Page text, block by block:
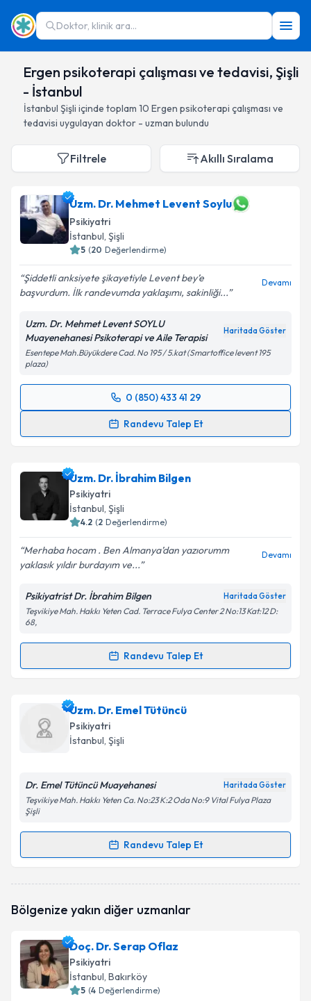
Doktor, klinik ara...
Ergen psikoterapi çalışması ve tedavisi, Şişli
- İstanbul
İstanbul Şişli içinde toplam 10 Ergen psikoterapi çalışması ve
tedavisi uygulayan doktor - uzman bulundu
Filtrele Akıllı Sıralama
Uzm. Dr. Mehmet Levent Soylu
Psikiyatri
İstanbul, Şişli
5 (20 Değerlendirme)
Şiddetli anksiyete şikayetiyle Levent bey’e
başvurdum. İlk randevumda yaklaşımı, sakinliği...
Devamı
Uzm. Dr. Mehmet Levent SOYLU
Muayenehanesi Psikoterapi ve Aile Terapisi
Haritada Göster
Esentepe Mah.Büyükdere Cad. No 195 / 5.kat (Smartoffice levent 195
plaza)
0 (850) 433 41 29
Randevu Talep Et
Randevu Takvimi Talebi
için bir takvim hazırlandığında e-posta ile
bilgilendireceğiz.
E-posta Adresiniz
Kişisel verilerimin işlenmesine ilişkin
Metni'ni okudum ve kişisel verilerimin belirtilen
kapsamda işlenmesini kabul ediyorum.
Takvim Talebini Gönder
Uzm. Dr. İbrahim Bilgen
Psikiyatri
İstanbul, Şişli
4.2 (2 Değerlendirme)
Merhaba hocam . Ben Almanya’dan yazıorumm
yaklasık yıldır burdayım ve...
Devamı
Psikiyatrist Dr. İbrahim Bilgen Haritada Göster
Teşvikiye Mah. Hakkı Yeten Cad. Terrace Fulya Center 2 No:13 Kat:12 D:
68,
Randevu Talep Et
Randevu Takvimi Talebi
Uzm. Dr. İbrahim Bilgeniçin randevu takvimi talebi
oluşturun. Size bu uzmandan randevu almanız için bir
takvim hazırlandığında e-posta ile bilgilendireceğiz.
Kişisel verilerimin işlenmesine ilişkinAydınlatma
'ni okudum ve kişisel verilerimin belirtilen
kapsamda işlenmesini kabul ediyorum.
Takvim Talebini Gönder
Uzm. Dr. Emel Tütüncü
Psikiyatri
İstanbul, Şişli
Dr. Emel Tütüncü Muayehanesi Haritada Göster
Teşvikiye Mah. Hakkı Yeten Ca. No:23 K:2 Oda No:9 Vital Fulya Plaza
Şişli
Randevu Talep Et
Randevu Takvimi Talebi
oluşturun. Size bu uzmandan randevu almanız için bir
E-posta Adresiniz
Bölgenize yakın diğer uzmanlar
Doç. Dr. Serap Oflaz
Psikiyatri
İstanbul, Bakırköy
5 (4 Değerlendirme)